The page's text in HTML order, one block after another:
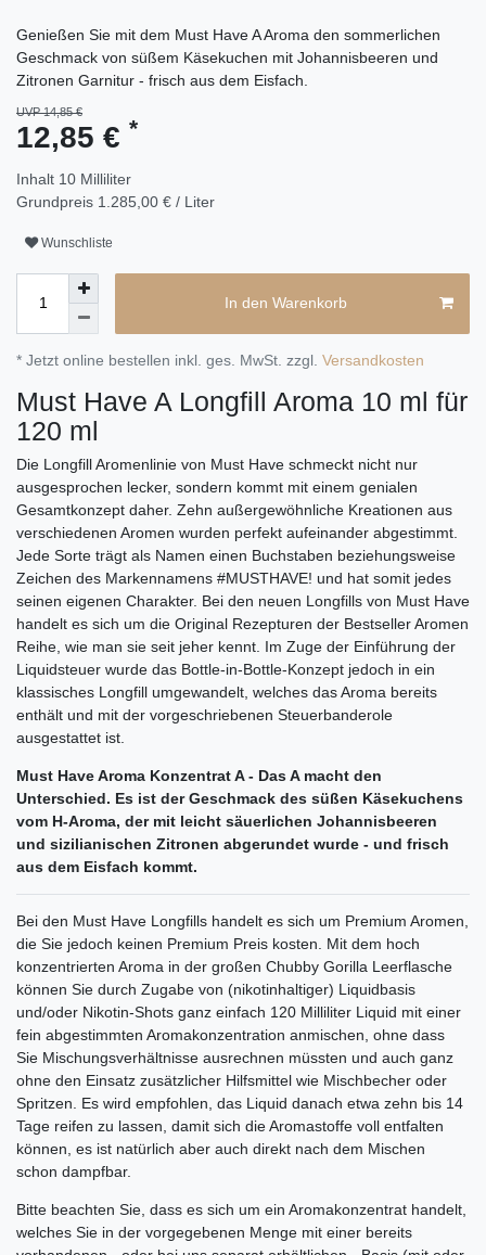
Genießen Sie mit dem Must Have A Aroma den sommerlichen
Geschmack von süßem Käsekuchen mit Johannisbeeren und
Zitronen Garnitur - frisch aus dem Eisfach.
UVP 14,85 €
12,85 € *
Inhalt 10 Milliliter
Grundpreis 1.285,00 € / Liter
Wunschliste
In den Warenkorb
* Jetzt online bestellen inkl. ges. MwSt. zzgl. Versandkosten
Must Have A Longfill Aroma 10 ml für
120 ml
Die Longfill Aromenlinie von Must Have schmeckt nicht nur
ausgesprochen lecker, sondern kommt mit einem genialen
Gesamtkonzept daher. Zehn außergewöhnliche Kreationen aus
verschiedenen Aromen wurden perfekt aufeinander abgestimmt.
Jede Sorte trägt als Namen einen Buchstaben beziehungsweise
Zeichen des Markennamens #MUSTHAVE! und hat somit jedes
seinen eigenen Charakter. Bei den neuen Longfills von Must Have
handelt es sich um die Original Rezepturen der Bestseller Aromen
Reihe, wie man sie seit jeher kennt. Im Zuge der Einführung der
Liquidsteuer wurde das Bottle-in-Bottle-Konzept jedoch in ein
klassisches Longfill umgewandelt, welches das Aroma bereits
enthält und mit der vorgeschriebenen Steuerbanderole
ausgestattet ist.
Must Have Aroma Konzentrat A - Das A macht den
Unterschied. Es ist der Geschmack des süßen Käsekuchens
vom H-Aroma, der mit leicht säuerlichen Johannisbeeren
und sizilianischen Zitronen abgerundet wurde - und frisch
aus dem Eisfach kommt.
Bei den Must Have Longfills handelt es sich um Premium Aromen,
die Sie jedoch keinen Premium Preis kosten. Mit dem hoch
konzentrierten Aroma in der großen Chubby Gorilla Leerflasche
können Sie durch Zugabe von (nikotinhaltiger) Liquidbasis
und/oder Nikotin-Shots ganz einfach 120 Milliliter Liquid mit einer
fein abgestimmten Aromakonzentration anmischen, ohne dass
Sie Mischungsverhältnisse ausrechnen müssten und auch ganz
ohne den Einsatz zusätzlicher Hilfsmittel wie Mischbecher oder
Spritzen. Es wird empfohlen, das Liquid danach etwa zehn bis 14
Tage reifen zu lassen, damit sich die Aromastoffe voll entfalten
können, es ist natürlich aber auch direkt nach dem Mischen
schon dampfbar.
Bitte beachten Sie, dass es sich um ein Aromakonzentrat handelt,
welches Sie in der vorgegebenen Menge mit einer bereits